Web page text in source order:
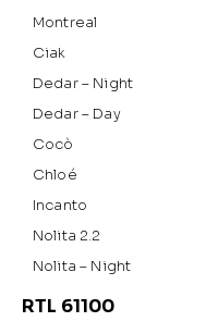
Montreal
Ciak
Dedar – Night
Dedar – Day
Cocò
Chloé
Incanto
Nolita 2.2
Nolita – Night
RTL 61100